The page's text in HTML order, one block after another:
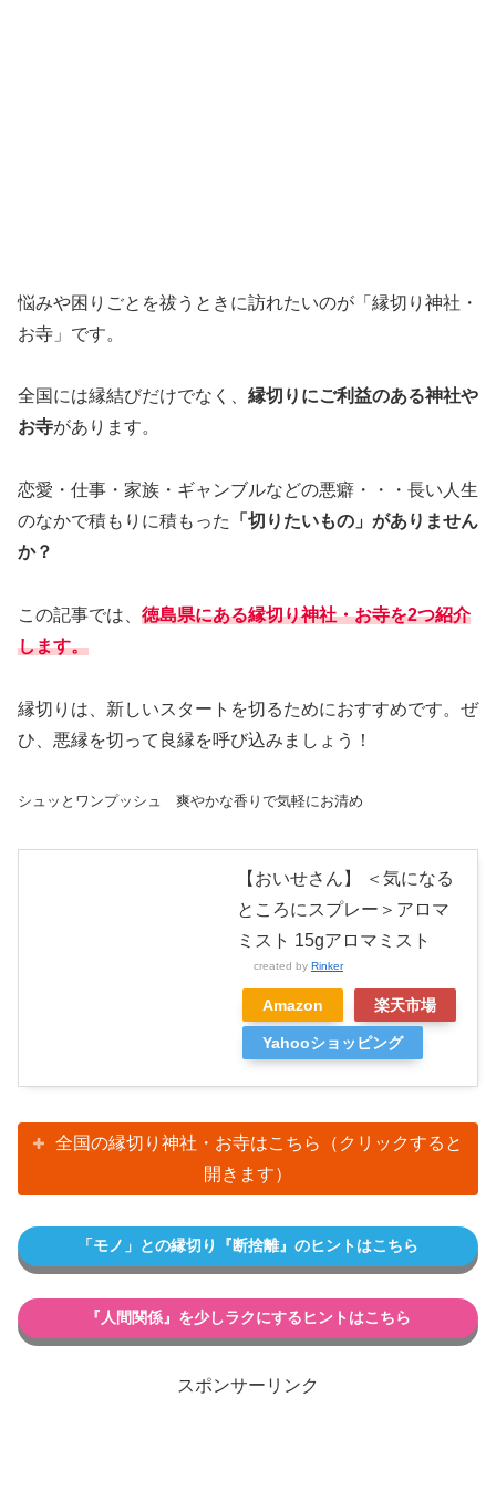
悩みや困りごとを祓うときに訪れたいのが「縁切り神社・
お寺」です。
全国には縁結びだけでなく、 縁切りにご利益のある神社や
お寺があります。
恋愛・仕事・家族・ギャンブルなどの悪癖・・・長い人生
のなかで積もりに積もった
「切りたいもの」がありません
か？
この記事では、 徳島県にある縁切り神社・お寺を2つ紹介
します。
縁切りは、新しいスタートを切るためにおすすめです。ぜ
ひ、悪縁を切って良縁を呼び込みましょう！
シュッとワンプッシュ 爽やかな香りで気軽にお清め
【おいせさん】 ＜気になる
ところにスプレー＞アロマ
ミスト 15gアロマミスト
created by Rinker
Amazon 楽天市場
Yahooショッピング
全国の縁切り神社・お寺はこちら（クリックすると
開きます）
「モノ」との縁切り『断捨離』のヒントはこちら
『人間関係』を少しラクにするヒントはこちら
スポンサーリンク